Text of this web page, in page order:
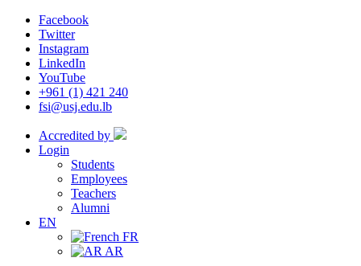
Facebook
Twitter
Instagram
LinkedIn
YouTube
+961 (1) 421 240
fsi@usj.edu.lb
Accredited by
Login
Students
Employees
Teachers
Alumni
EN
FR
AR